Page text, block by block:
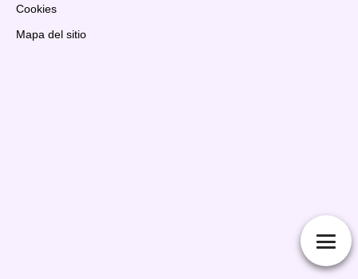
Cookies
Mapa del sitio